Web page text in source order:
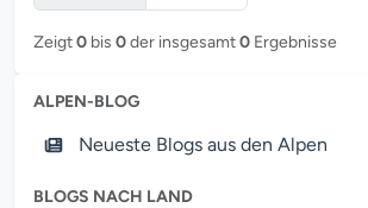
Zeigt0 bis 0der insgesamt0 Ergebnisse
ALPEN-BLOG
Neueste Blogs aus den Alpen
BLOGS NACH LAND